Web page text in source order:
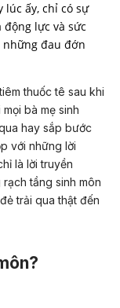
lúc ấy, chỉ có sự
lực và sức
những đau đớn
thuốc tê sau khi
bà mẹ sinh
hay sắp bước
với những lời
là lời truyền
tầng sinh môn
trải qua thật đến